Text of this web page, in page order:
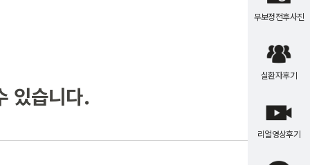
있습니다.
무보정전후사진
실환자후기
리얼영상후기